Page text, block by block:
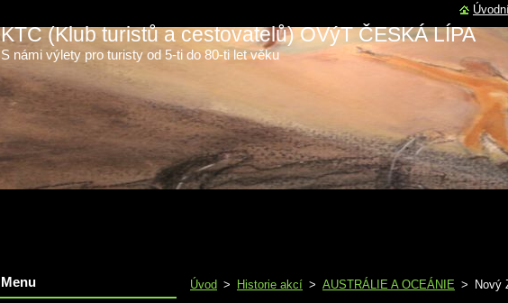
KTC (Klub turistů a cestovatelů) OVýT ČESKÁ LÍPA
S námi výlety pro turisty od 5-ti do 80-ti let věku
Úvod > Historie akcí > AUSTRÁLIE A OCEÁNIE > Nový
Menu